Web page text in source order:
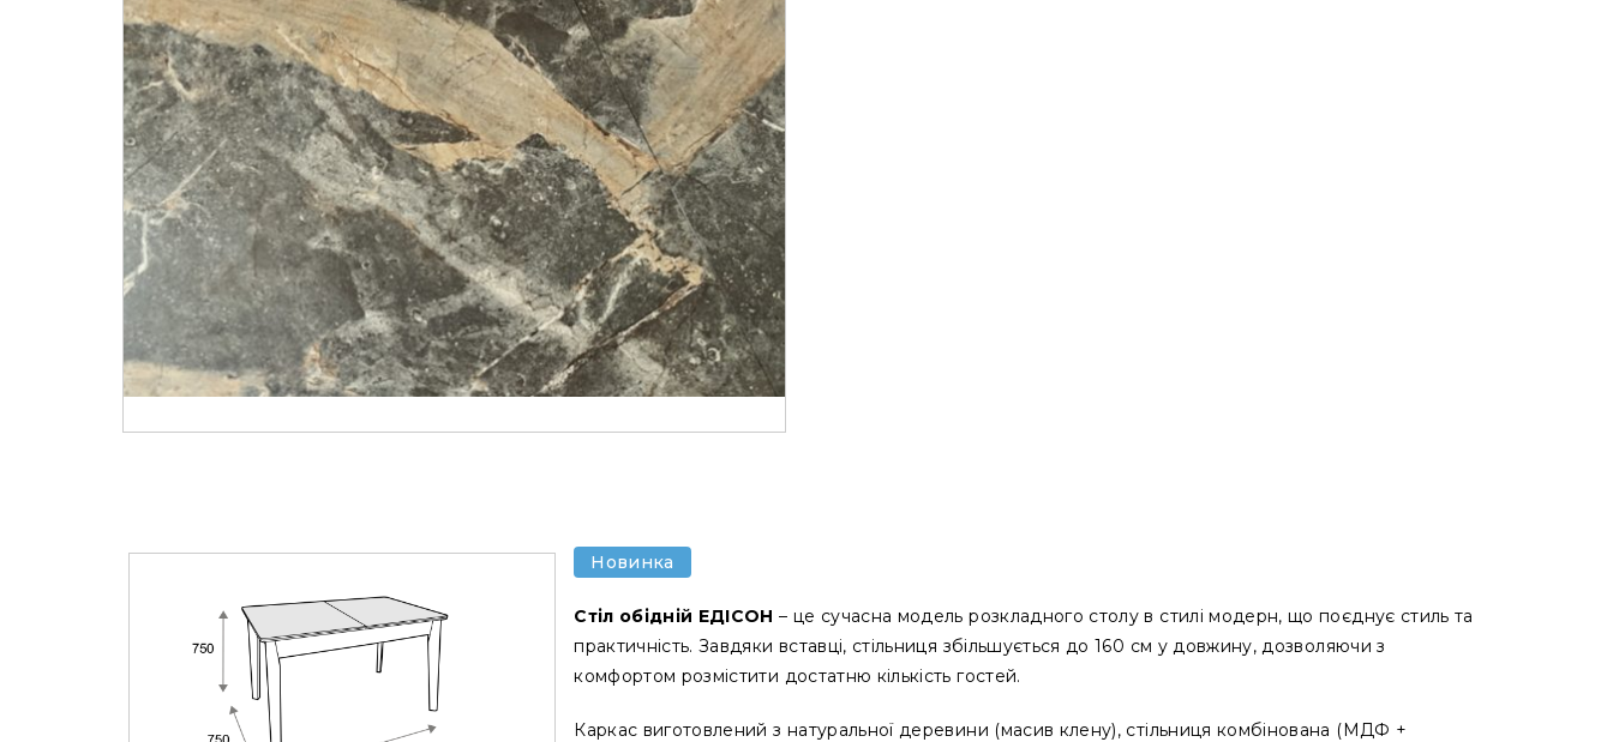
Новинка
Стіл обідній ЕДІСОН – це сучасна модель розкладного столу в стилі модерн, що поєднує стиль та
практичність. Завдяки вставці, стільниця збільшується до 160 см у довжину, дозволяючи з
комфортом розмістити достатню кількість гостей.
Каркас виготовлений з натуральної деревини (масив клену), стільниця комбінована (МДФ +